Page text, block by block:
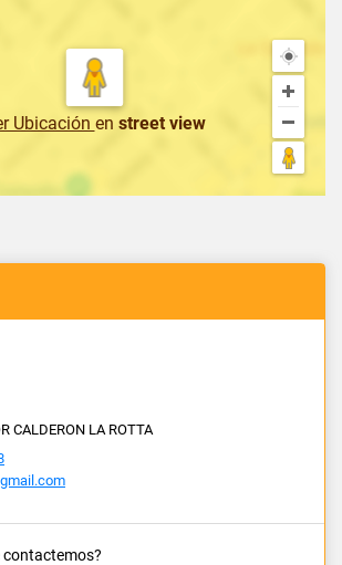
Ubicación en street view
CALDERON LA ROTTA
contactemos?